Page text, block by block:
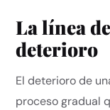
La línea
deterioro
El deterioro de
proceso gradual